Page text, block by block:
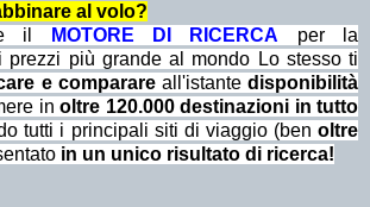
al volo?
il
MOTORE DI RICERCA
per la
prezzi più grande al mondo Lo stesso ti
e comparare all'istantedisponibilità
inoltre 120.000 destinazioni in tutto
tutti i principali siti di viaggio (benoltre
in un unico risultato di ricerca!